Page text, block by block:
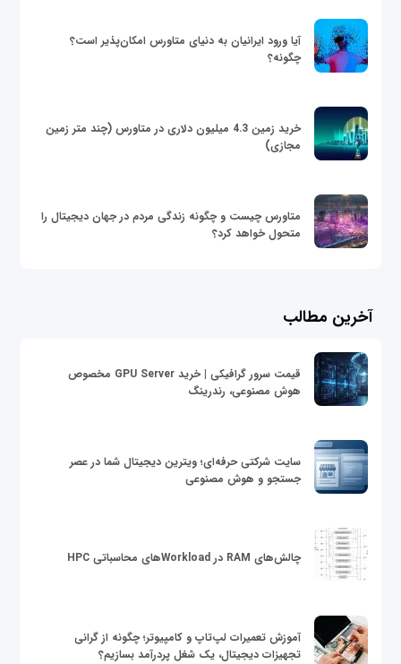
آیا ورود ایرانیان به دنیای متاورس امکان‌پذیر است؟
چگونه؟
خرید زمین 4.3 میلیون دلاری در متاورس (چند متر زمین
مجازی)
متاورس چیست و چگونه زندگی مردم در جهان دیجیتال را
متحول خواهد کرد؟
آخرین مطالب
قیمت سرور گرافیکی | خرید GPU Server مخصوص
هوش مصنوعی، رندرینگ
سایت شرکتی حرفه‌ای؛ ویترین دیجیتال شما در عصر
جستجو و هوش مصنوعی
چالش‌های RAM در Workloadهای محاسباتی HPC
آموزش تعمیرات لپ‌تاپ و کامپیوتر؛ چگونه از گرانی
تجهیزات دیجیتال، یک شغل پردرآمد بسازیم؟